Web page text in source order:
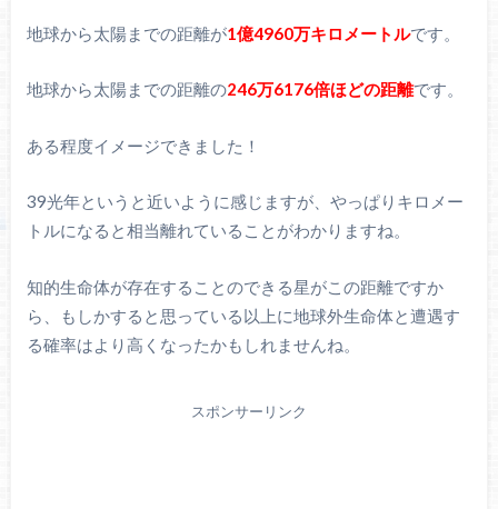
地球から太陽までの距離が1億4960万キロメートルです。
地球から太陽までの距離の246万6176倍ほどの距離です。
ある程度イメージできました！
39光年というと近いように感じますが、やっぱりキロメー
トルになると相当離れていることがわかりますね。
知的生命体が存在することのできる星がこの距離ですか
ら、もしかすると思っている以上に地球外生命体と遭遇す
る確率はより高くなったかもしれませんね。
スポンサーリンク